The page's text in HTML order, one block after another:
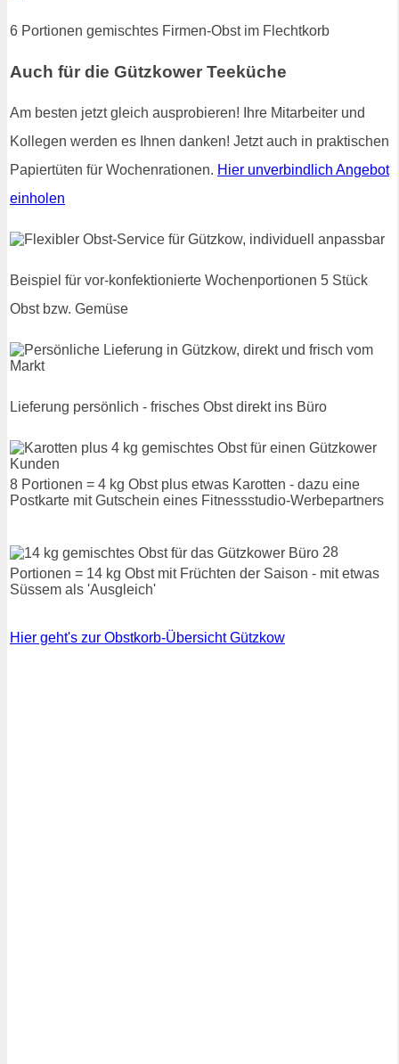
6 Portionen gemischtes Firmen-Obst im Flechtkorb
Auch für die Gützkower Teeküche
Am besten jetzt gleich ausprobieren! Ihre Mitarbeiter und
Kollegen werden es Ihnen danken! Jetzt auch in praktischen
Papiertüten für Wochenrationen. Hier unverbindlich Angebot
einholen
Beispiel für vor-konfektionierte Wochenportionen 5 Stück
Obst bzw. Gemüse
Lieferung persönlich - frisches Obst direkt ins Büro
8 Portionen = 4 kg Obst plus etwas Karotten - dazu eine
Postkarte mit Gutschein eines Fitnessstudio-Werbepartners
28
Portionen = 14 kg Obst mit Früchten der Saison - mit etwas
Süssem als 'Ausgleich'
Hier geht's zur Obstkorb-Übersicht Gützkow